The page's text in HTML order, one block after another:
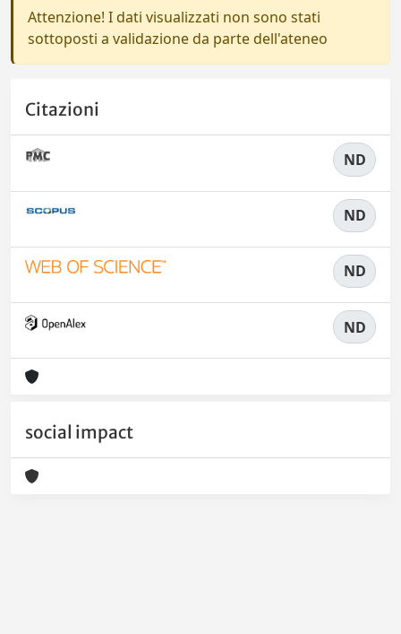
Attenzione! I dati visualizzati non sono stati
sottoposti a validazione da parte dell'ateneo
Citazioni
ND
ND
ND
ND
social impact